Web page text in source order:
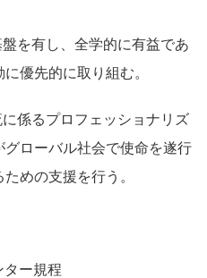
を有し、全学的に有益であ
優先的に取り組む。
係るプロフェッショナリズ
ローバル社会で使命を遂行
めの支援を行う。
ター規程